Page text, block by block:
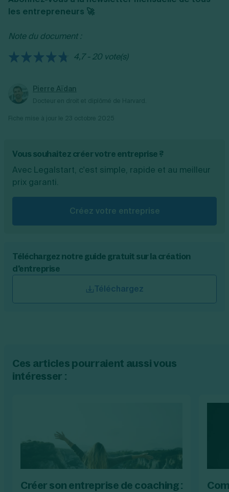
également procéder à l’écriture suivante pour
versé : débiter le compte 1012 "capital
compte 1013 "capital souscrit, appelé, versé".
associés composent le capital social de la
représente le montant du capital social de
les entrepreneurs 🚀
Note du document :
4,7 - 20 vote(s)
Pierre Aïdan
Vous souhaitez créer votre entreprise ?
Avec Legalstart, c'est simple, rapide et au meilleur
prix garanti.
Créez votre entreprise
Téléchargez notre guide gratuit sur la création
d'entreprise
Téléchargez
Ces articles pourraient aussi vous
intéresser :
Créer son entreprise de coaching :